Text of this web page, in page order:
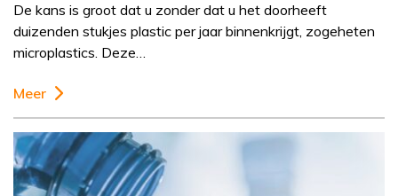
De kans is groot dat u zonder dat u het doorheeft
duizenden stukjes plastic per jaar binnenkrijgt, zogeheten
microplastics. Deze…
Meer